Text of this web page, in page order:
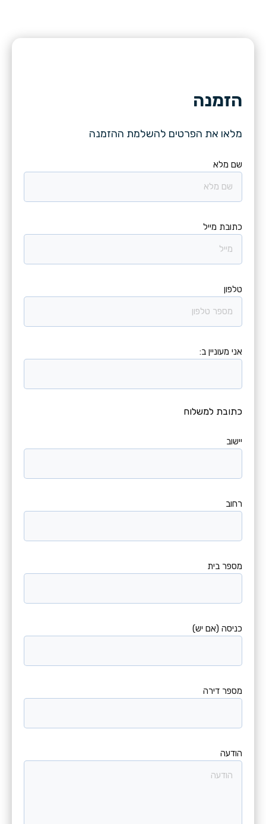
הזמנה
מלאו את הפרטים להשלמת ההזמנה
שם מלא
כתובת מייל
טלפון
אני מעוניין ב:
כתובת למשלוח
יישוב
רחוב
מספר בית
כניסה (אם יש)
מספר דירה
הודעה